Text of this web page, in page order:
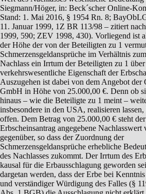
Siegmann/Höger, in: Beck´scher Online-
Stand: 1. Mai 2016, § 1954 Rn. 8;
11. Januar 1999, 1Z BR 113/98 – zitiert
1999, 590; ZEV 1998, 430). Vorliegend ist
der Höhe der von der Beteiligten zu 1
Schmerzensgeldansprüche im Verhältnis
Nachlass ein Irrtum der Beteiligten zu 1
verkehrswesentliche Eigenschaft der
Auszugehen ist dabei von dem Angebot der
GmbH in Höhe von 25.000,00 €. Denn ob
hinaus – wie die Beteiligte zu 1 meint –
insbesondere in den USA, realisieren
offen. Dem Betrag von 25.000,00 € steht
Erbscheinsantrag angegebene
gegenüber, so dass der Zuordnung der
Schmerzensgeldansprüche erhebliche
des Nachlasses zukommt. Der Irrtum des
kausal für die Erbausschlagung geworden
dargetan werden, dass der Erbe bei
und verständiger Würdigung des Falles (§